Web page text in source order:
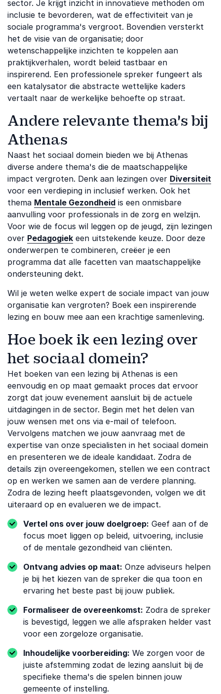
sector. Je krijgt inzicht in innovatieve methoden om
inclusie te bevorderen, wat de effectiviteit van je
sociale programma's vergroot. Bovendien versterkt
het de visie van de organisatie; door
wetenschappelijke inzichten te koppelen aan
praktijkverhalen, wordt beleid tastbaar en
inspirerend. Een professionele spreker fungeert als
een katalysator die abstracte wettelijke kaders
vertaalt naar de werkelijke behoefte op straat.
Andere relevante thema's bij
Athenas
Naast het sociaal domein bieden we bij Athenas
diverse andere thema's die de maatschappelijke
impact vergroten. Denk aan lezingen over Diversiteit
voor een verdieping in inclusief werken. Ook het
thema Mentale Gezondheid is een onmisbare
aanvulling voor professionals in de zorg en welzijn.
Voor wie de focus wil leggen op de jeugd, zijn lezingen
over Pedagogiek een uitstekende keuze. Door deze
onderwerpen te combineren, creëer je een
programma dat alle facetten van maatschappelijke
ondersteuning dekt.
Wil je weten welke expert de sociale impact van jouw
organisatie kan vergroten? Boek een inspirerende
lezing en bouw mee aan een krachtige samenleving.
Hoe boek ik een lezing over
het sociaal domein?
Het boeken van een lezing bij Athenas is een
eenvoudig en op maat gemaakt proces dat ervoor
zorgt dat jouw evenement aansluit bij de actuele
uitdagingen in de sector. Begin met het delen van
jouw wensen met ons via e-mail of telefoon.
Vervolgens matchen we jouw aanvraag met de
expertise van onze specialisten in het sociaal domein
en presenteren we de ideale kandidaat. Zodra de
details zijn overeengekomen, stellen we een contract
op en werken we samen aan de verdere planning.
Zodra de lezing heeft plaatsgevonden, volgen we dit
uiteraard op en evalueren we de impact.
Vertel ons over jouw doelgroep: Geef aan of de
focus moet liggen op beleid, uitvoering, inclusie
of de mentale gezondheid van cliënten.
Ontvang advies op maat: Onze adviseurs helpen
je bij het kiezen van de spreker die qua toon en
ervaring het beste past bij jouw publiek.
Formaliseer de overeenkomst: Zodra de spreker
is bevestigd, leggen we alle afspraken helder vast
voor een zorgeloze organisatie.
Inhoudelijke voorbereiding: We zorgen voor de
juiste afstemming zodat de lezing aansluit bij de
specifieke thema's die spelen binnen jouw
gemeente of instelling.